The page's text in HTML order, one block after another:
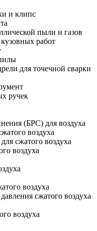
и клипс
пыли и газов
работ
для точечной сварки
ручек
(БРС) для воздуха
воздуха
сжатого воздуха
воздуха
воздуха
сжатого воздуха
воздуха